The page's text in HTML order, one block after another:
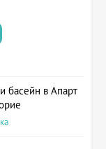
басейн в Апарт